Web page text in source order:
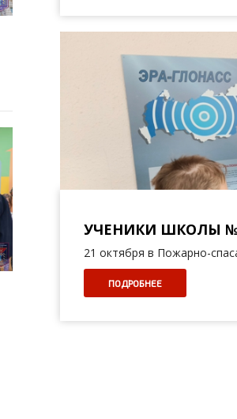
УЧЕНИКИ ШКОЛЫ
21 октября в Пожарно-
ПОДРОБНЕЕ